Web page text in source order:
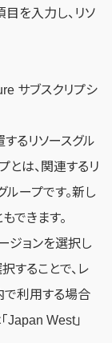
を入力し、リソ
サブスクリプシ
するリソースグル
とは、関連するリ
ープです。新し
できます。
ジョンを選択し
することで、レ
で利用する場合
Japan West」